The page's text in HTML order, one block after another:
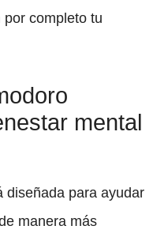
completo tu
mental
diseñada para ayudar
manera más